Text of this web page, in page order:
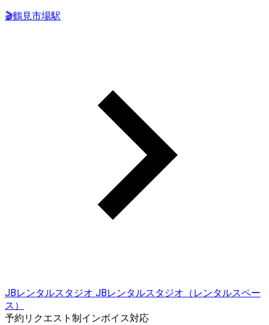
🎬鶴見市場駅
JBレンタルスタジオ JBレンタルスタジオ（レンタルスペー
ス）
予約リクエスト制インボイス対応